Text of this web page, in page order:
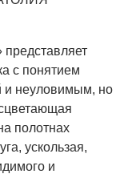
с понятием
и неуловимым, но
полотнах
ускользая,
и